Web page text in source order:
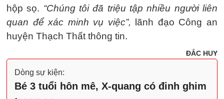
hộp sọ. “Chúng tôi đã triệu tập nhiều người liên
quan để xác minh vụ việc”, lãnh đạo Công an
huyện Thạch Thất thông tin.
ĐẮC HUY
Dòng sự kiện:
Bé 3 tuổi hôn mê, X-quang có đinh ghim